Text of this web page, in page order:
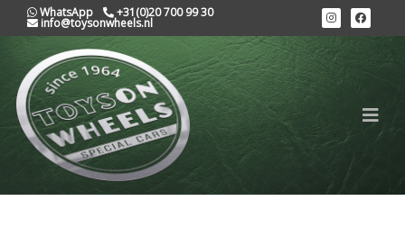
WhatsApp +31(0)20 700 99 30
info@toysonwheels.nl